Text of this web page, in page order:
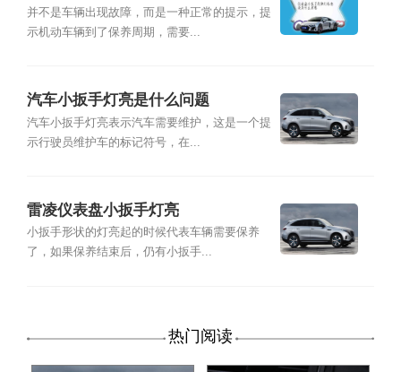
思
并不是车辆出现故障，而是一种正常的提示，提
示机动车辆到了保养周期，需要...
汽车小扳手灯亮是什么问题
汽车小扳手灯亮表示汽车需要维护，这是一个提
示行驶员维护车的标记符号，在...
雷凌仪表盘小扳手灯亮
小扳手形状的灯亮起的时候代表车辆需要保养
了，如果保养结束后，仍有小扳手...
热门阅读